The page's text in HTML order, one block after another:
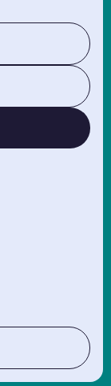
derechos